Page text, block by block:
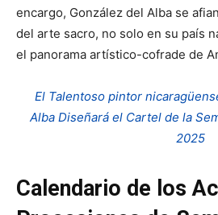
encargo, González del Alba se
del arte sacro, no solo en su país
el panorama artístico-cofrade de
El Talentoso pintor
Alba Diseñará el Cartel de la
2025
Calendario de los